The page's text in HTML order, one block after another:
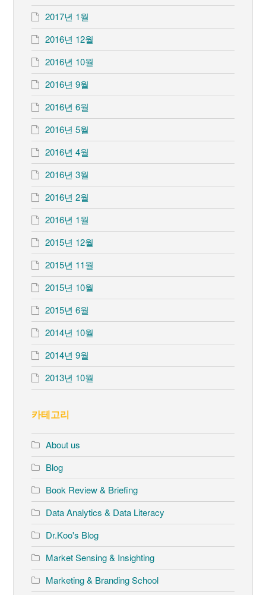
2017년 1월
2016년 12월
2016년 10월
2016년 9월
2016년 6월
2016년 5월
2016년 4월
2016년 3월
2016년 2월
2016년 1월
2015년 12월
2015년 11월
2015년 10월
2015년 6월
2014년 10월
2014년 9월
2013년 10월
카테고리
About us
Blog
Book Review & Briefing
Data Analytics & Data Literacy
Dr.Koo's Blog
Market Sensing & Insighting
Marketing & Branding School